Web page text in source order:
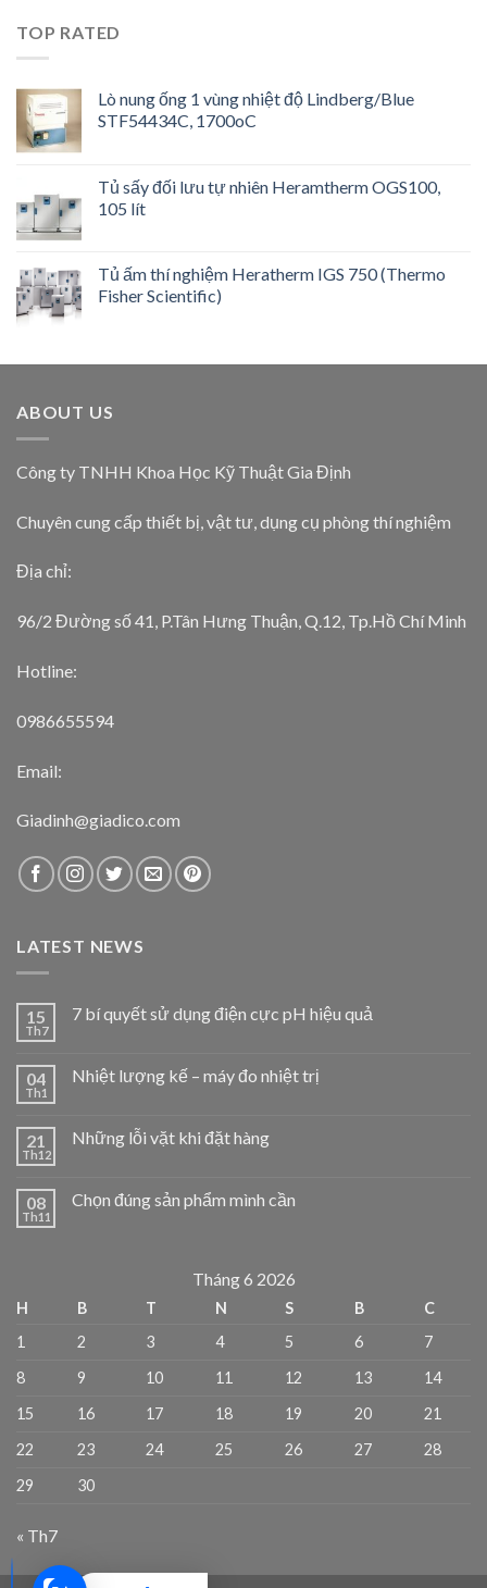
TOP RATED
Lò nung ống 1 vùng nhiệt độ Lindberg/Blue
STF54434C, 1700oC
Tủ sấy đối lưu tự nhiên Heramtherm OGS100,
105 lít
Tủ ấm thí nghiệm Heratherm IGS 750 (Thermo
Fisher Scientific)
ABOUT US
Công ty TNHH Khoa Học Kỹ Thuật Gia Định
Chuyên cung cấp thiết bị, vật tư, dụng cụ phòng thí nghiệm
Địa chỉ:
96/2 Đường số 41, P.Tân Hưng Thuận, Q.12, Tp.Hồ Chí Minh
Hotline:
0986655594
Email:
Giadinh@giadico.com
LATEST NEWS
15
Th7
7 bí quyết sử dụng điện cực pH hiệu quả
04
Th1
Nhiệt lượng kế – máy đo nhiệt trị
21
Th12
Những lỗi vặt khi đặt hàng
08
Th11
Chọn đúng sản phẩm mình cần
Tháng 6 2026
H B T N S B
C
1
2 3 4 5 6
7
8
9 10 11 12 13
14
15
16 17 18 19 20
21
22
23 24 25 26 27
28
29
30
« Th7